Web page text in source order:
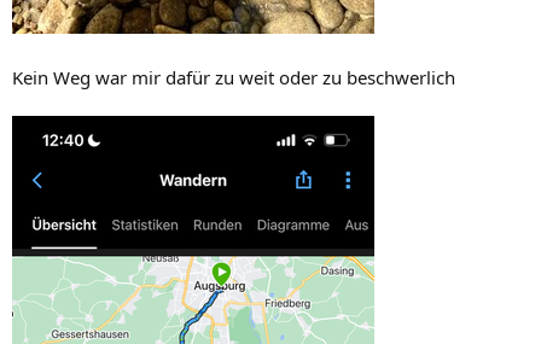
Kein Weg war mir dafür zu weit oder zu beschwerlich